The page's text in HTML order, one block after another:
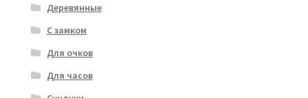
Деревянные
С замком
Для очков
Для часов